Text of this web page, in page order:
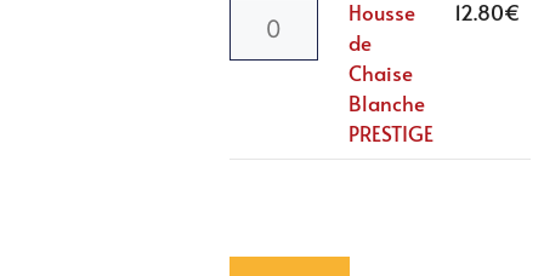
Housse
de
Chaise
Blanche
PRESTIGE
12.80€